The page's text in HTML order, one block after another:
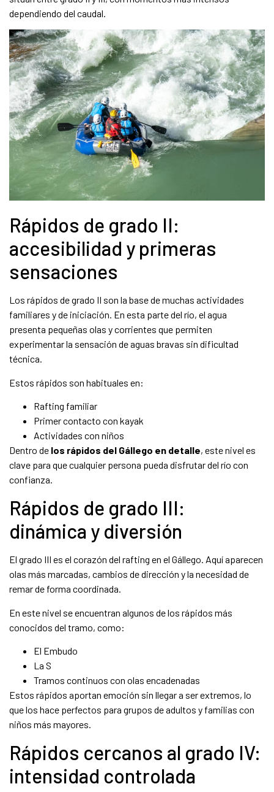
dependiendo del caudal.
Rápidos de grado II:
accesibilidad y primeras
sensaciones
Los rápidos de grado II son la base de muchas actividades
familiares y de iniciación. En esta parte del río, el agua
presenta pequeñas olas y corrientes que permiten
experimentar la sensación de aguas bravas sin dificultad
técnica.
Estos rápidos son habituales en:
Rafting familiar
Primer contacto con kayak
Actividades con niños
Dentro de los rápidos del Gállego en detalle, este nivel es
clave para que cualquier persona pueda disfrutar del río con
confianza.
Rápidos de grado III:
dinámica y diversión
El grado III es el corazón del rafting en el Gállego. Aquí aparecen
olas más marcadas, cambios de dirección y la necesidad de
remar de forma coordinada.
En este nivel se encuentran algunos de los rápidos más
conocidos del tramo, como:
El Embudo
La S
Tramos continuos con olas encadenadas
Estos rápidos aportan emoción sin llegar a ser extremos, lo
que los hace perfectos para grupos de adultos y familias con
niños más mayores.
Rápidos cercanos al grado IV:
intensidad controlada